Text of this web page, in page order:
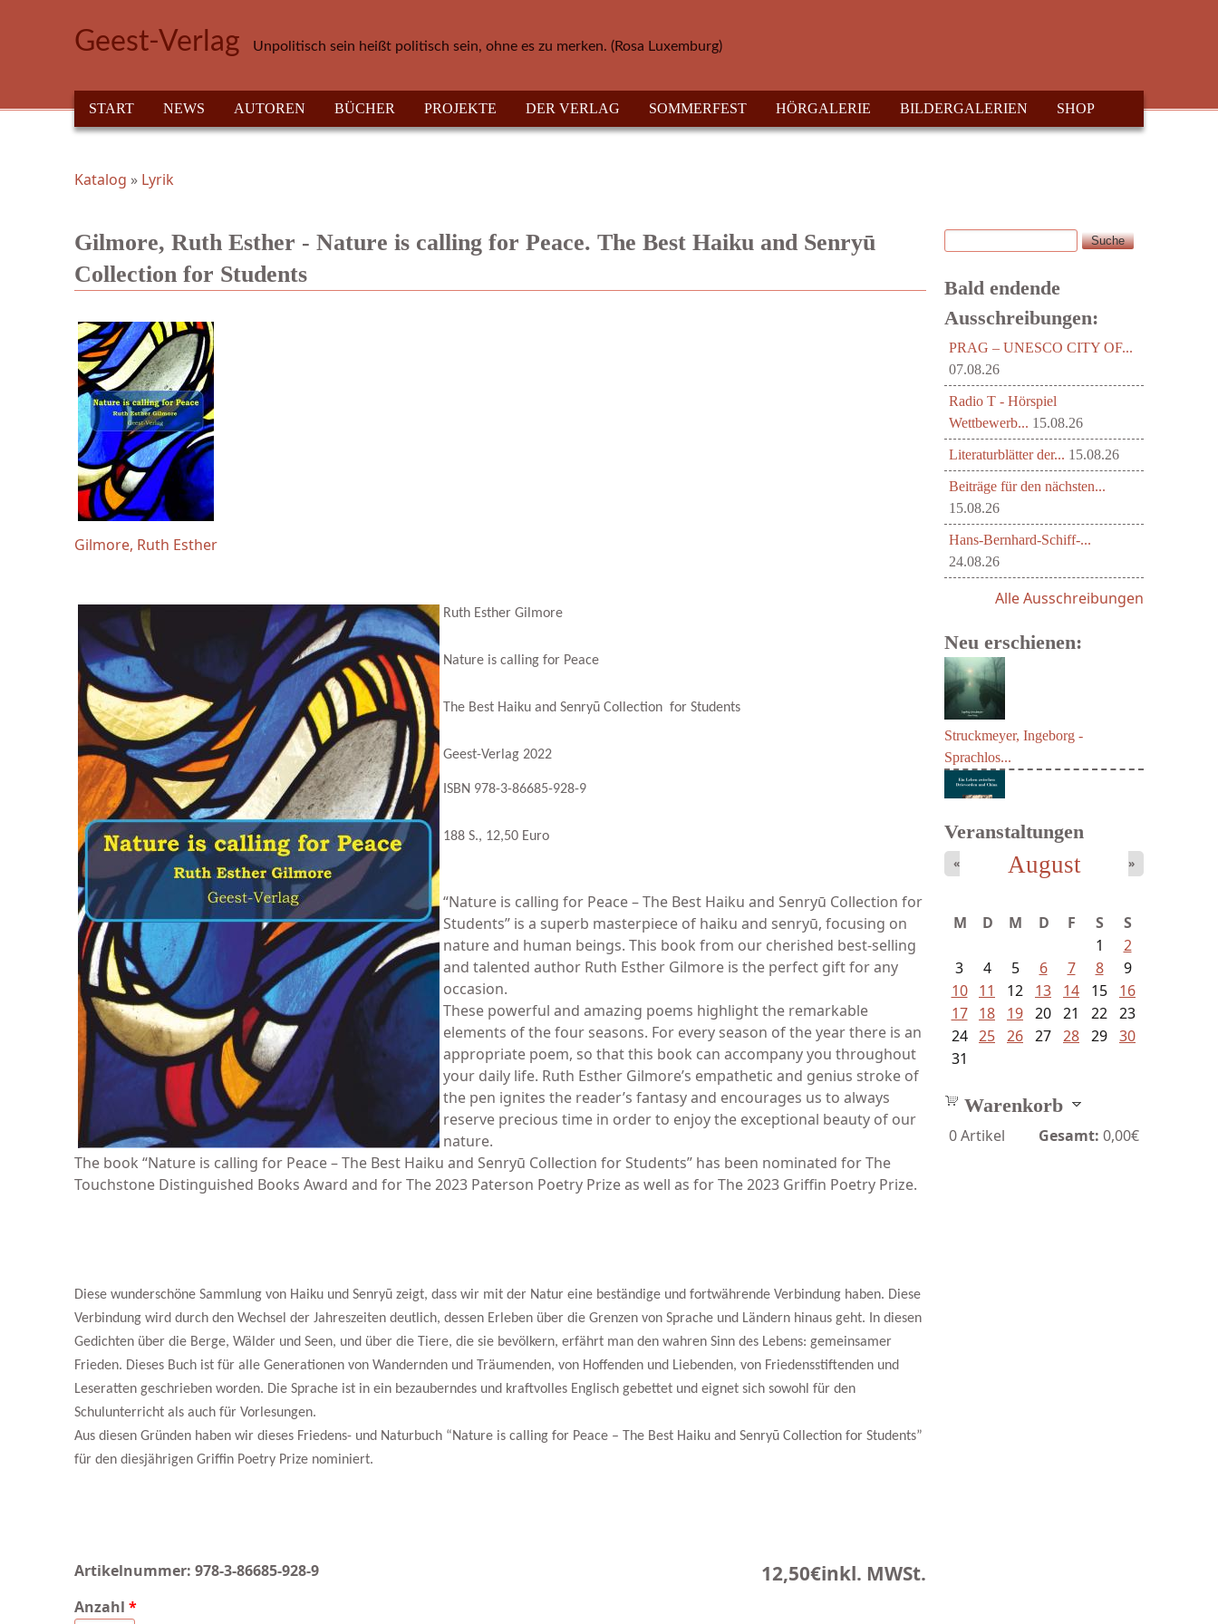
Geest-Verlag Unpolitisch sein heißt politisch sein, ohne es zu merken. (Rosa Luxemburg)
HAUPTMENÜ
START NEWS AUTOREN BÜCHER PROJEKTE DER VERLAG SOMMERFEST HÖRGALERIE BILDERGALERIEN SHOP
Sie sind hier
Katalog » Lyrik
Gilmore, Ruth Esther - Nature is calling for Peace. The Best Haiku and Senryū
Collection for Students
Gilmore, Ruth Esther
Ruth Esther Gilmore
Nature is calling for Peace
The Best Haiku and Senryū Collection for Students
Geest-Verlag 2022
ISBN 978-3-86685-928-9
188 S., 12,50 Euro
“Nature is calling for Peace – The Best Haiku and Senryū Collection for
Students” is a superb masterpiece of haiku and senryū, focusing on
nature and human beings. This book from our cherished best-selling
and talented author Ruth Esther Gilmore is the perfect gift for any
occasion.
These powerful and amazing poems highlight the remarkable
elements of the four seasons. For every season of the year there is an
appropriate poem, so that this book can accompany you throughout
your daily life. Ruth Esther Gilmore’s empathetic and genius stroke of
the pen ignites the reader’s fantasy and encourages us to always
reserve precious time in order to enjoy the exceptional beauty of our
nature.
The book “Nature is calling for Peace – The Best Haiku and Senryū Collection for Students” has been nominated for The
Touchstone Distinguished Books Award and for The 2023 Paterson Poetry Prize as well as for The 2023 Griffin Poetry Prize.
Diese wunderschöne Sammlung von Haiku und Senryū zeigt, dass wir mit der Natur eine beständige und fortwährende Verbindung haben. Diese
Verbindung wird durch den Wechsel der Jahreszeiten deutlich, dessen Erleben über die Grenzen von Sprache und Ländern hinaus geht. In diesen
Gedichten über die Berge, Wälder und Seen, und über die Tiere, die sie bevölkern, erfährt man den wahren Sinn des Lebens: gemeinsamer
Frieden. Dieses Buch ist für alle Generationen von Wandernden und Träumenden, von Hoffenden und Liebenden, von Friedensstiftenden und
Leseratten geschrieben worden. Die Sprache ist in ein bezauberndes und kraftvolles Englisch gebettet und eignet sich sowohl für den
Schulunterricht als auch für Vorlesungen.
Aus diesen Gründen haben wir dieses Friedens- und Naturbuch “Nature is calling for Peace – The Best Haiku and Senryū Collection for Students”
für den diesjährigen Griffin Poetry Prize nominiert.
Artikelnummer: 978-3-86685-928-9 12,50€inkl. MWSt.
Anzahl *
Suchformular
Suche
Bald endende
Ausschreibungen:
PRAG – UNESCO CITY OF...
07.08.26
Radio T - Hörspiel
Wettbewerb... 15.08.26
Literaturblätter der... 15.08.26
Beiträge für den nächsten...
15.08.26
Hans-Bernhard-Schiff-...
24.08.26
Alle Ausschreibungen
Neu erschienen:
Struckmeyer, Ingeborg -
Sprachlos...
Veranstaltungen
August
« »
M D M D F S
S
1
2
3
4 5 6 7 8
9
10
11 12 13 14 15
16
17
18 19 20 21 22 23
24 25 26 27 28 29 30
31
Warenkorb
0Artikel Gesamt: 0,00€